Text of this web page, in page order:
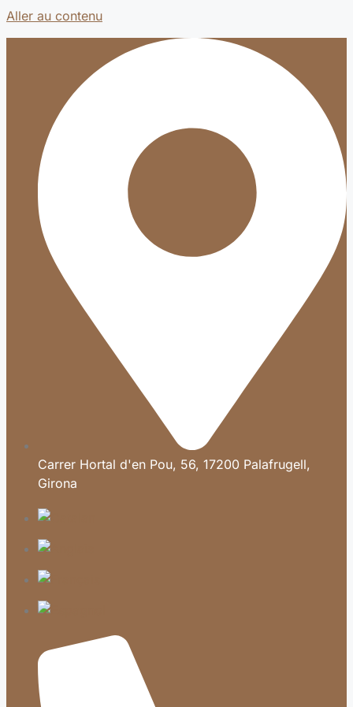
Aller au contenu
Carrer Hortal d'en Pou, 56, 17200 Palafrugell,
Girona